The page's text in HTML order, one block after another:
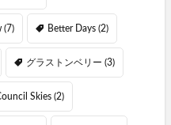
(7) Better Days (2)
グラストンベリー (3)
Skies (2)